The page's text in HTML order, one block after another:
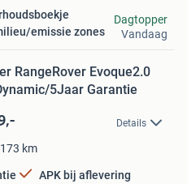
emissie zones
Dagtopper
Vandaag
RangeRover Evoque2.0
5Jaar Garantie
Details
km
APK bij aflevering